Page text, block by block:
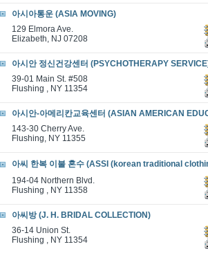
아시아통운 (ASIA MOVING)
129 Elmora Ave.
Elizabeth, NJ 07208
아시안 정신건강센터 (PSYCHOTHERAPY
39-01 Main St. #508
Flushing , NY 11354
아시안-아메리칸교육센터 (ASIAN AMERICAN
143-30 Cherry Ave.
Flushing, NY 11355
아씨 한복 이불 혼수 (ASSI (korean traditional
194-04 Northern Blvd.
Flushing , NY 11358
아씨방 (J. H. BRIDAL COLLECTION)
36-14 Union St.
Flushing , NY 11354